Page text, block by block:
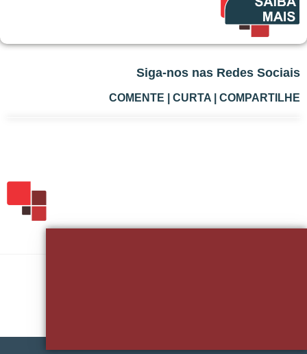
Siga-nos nas Redes Sociais
COMENTE | CURTA | COMPARTILHE